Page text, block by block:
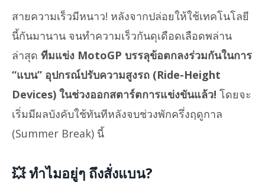
สายความเร็วมีหนาว! หลังจากปล่อยให้ใช้เทคโนโลยี
นี้กันมานาน จนทำความเร็วกันดุเดือดเลือดพล่าน
ล่าสุด ทีมแข่ง MotoGP บรรลุข้อตกลงร่วมกันในการ
“แบน” อุปกรณ์ปรับความสูงรถ (Ride-Height
Devices) ในช่วงออกสตาร์ตการแข่งขันแล้ว! โดยจะ
เริ่มมีผลบังคับใช้ทันทีหลังจบช่วงพักครึ่งฤดูกาล
(Summer Break) นี้
💥 ทำไมอยู่ๆ ถึงสั่งแบน?